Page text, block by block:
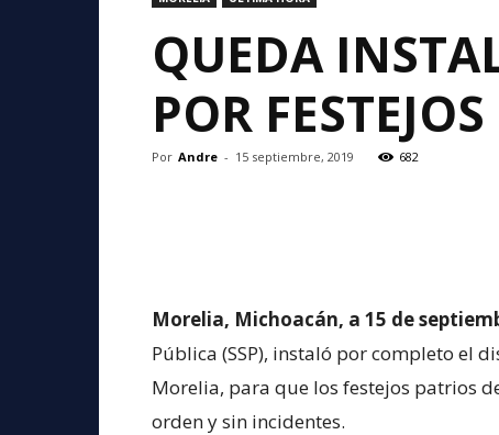
QUEDA
POR
Por Andre - 15 septiembre, 2019 682
Morelia, Michoacán, a 15 de
Pública (SSP), instaló por completo el
Morelia, para que los festejos patrios
orden y sin incidentes.